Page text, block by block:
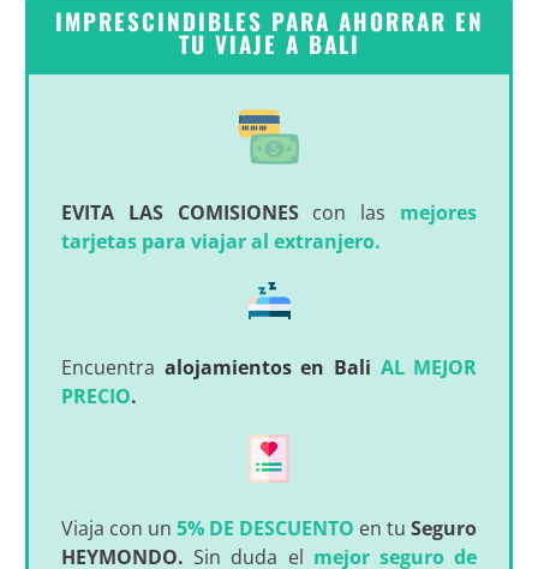
IMPRESCINDIBLES PARA AHORRAR EN
TU VIAJE A BALI
EVITA LAS COMISIONEScon las
mejores
tarjetas para viajar al extranjero.
Encuentra alojamientos en Bali AL MEJOR
PRECIO.
Viaja con un 5% DE DESCUENTO en tuSeguro
HEYMONDO.Sin duda el mejor seguro de